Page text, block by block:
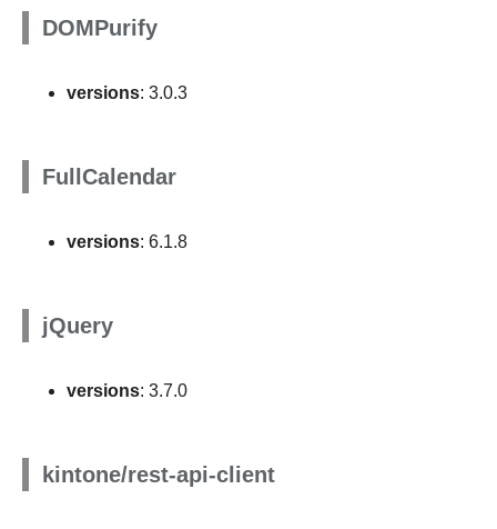
DOMPurify
versions: 3.0.3
FullCalendar
versions: 6.1.8
jQuery
versions: 3.7.0
kintone/rest-api-client